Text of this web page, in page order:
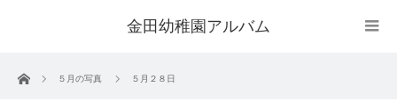
金田幼稚園アルバム
ホーム ５月の写真 ５月２８日